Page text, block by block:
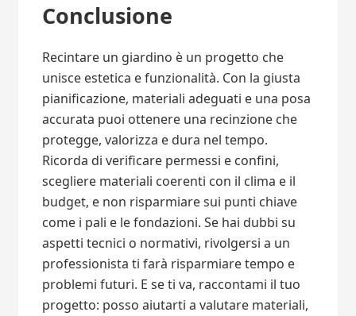
Conclusione
Recintare un giardino è un progetto che
unisce estetica e funzionalità. Con la giusta
pianificazione, materiali adeguati e una posa
accurata puoi ottenere una recinzione che
protegge, valorizza e dura nel tempo.
Ricorda di verificare permessi e confini,
scegliere materiali coerenti con il clima e il
budget, e non risparmiare sui punti chiave
come i pali e le fondazioni. Se hai dubbi su
aspetti tecnici o normativi, rivolgersi a un
professionista ti farà risparmiare tempo e
problemi futuri. E se ti va, raccontami il tuo
progetto: posso aiutarti a valutare materiali,